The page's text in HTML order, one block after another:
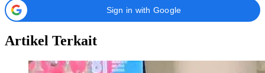
Sign in with Google
Artikel Terkait